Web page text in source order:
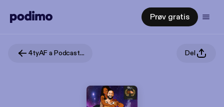
Prøv gratis
4tyAF a Podcast... Del